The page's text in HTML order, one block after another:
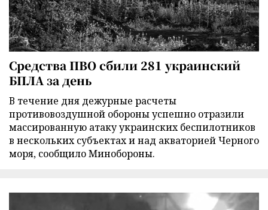
Средства ПВО сбили 281 украинский
БПЛА за день
В течение дня дежурные расчеты
противовоздушной обороны успешно отразили
массированную атаку украинских беспилотников
в нескольких субъектах и над акваторией Черного
моря, сообщило Минобороны.